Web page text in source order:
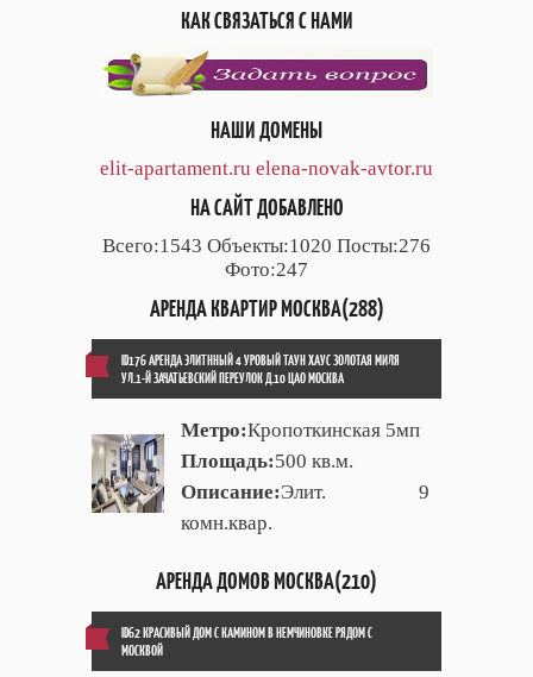
КАК СВЯЗАТЬСЯ С НАМИ
НАШИ ДОМЕНЫ
elit-apartament.ru elena-novak-avtor.ru
НА САЙТ ДОБАВЛЕНО
Всего:1543 Объекты:1020 Посты:276
Фото:247
АРЕНДА КВАРТИР МОСКВА(288)
ID176 АРЕНДА ЭЛИТННЫЙ 4 УРОВЫЙ ТАУН ХАУС ЗОЛОТАЯ МИЛЯ
УЛ.1-Й ЗАЧАТЬЕВСКИЙ ПЕРЕУЛОК Д.10 ЦАО МОСКВА
Метро:Кропоткинская 5мп
Площадь:500 кв.м.
Описание:Элит. 9
комн.квар.
АРЕНДА ДОМОВ МОСКВА(210)
ID62 КРАСИВЫЙ ДОМ С КАМИНОМ В НЕМЧИНОВКЕ РЯДОМ С
МОСКВОЙ